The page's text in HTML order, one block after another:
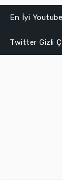
En İyi
Twitter Gizli